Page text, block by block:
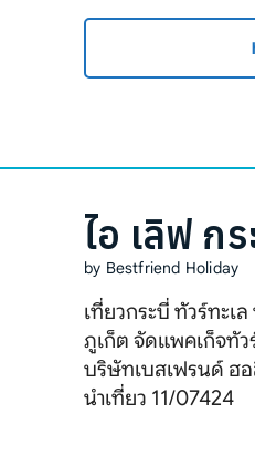
ไอ เลิฟ ก
by Bestfriend Holiday
เที่ยวกระบี่ ทัวร์ทะเ
ภูเก็ต จัดแพคเก็จทั
บริษัทเบสเฟรนด์ ฮ
นำเที่ยว 11/07424